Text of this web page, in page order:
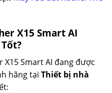
X15 Smart AI
Smart AI đang được
hãng tại Thiết bị nhà